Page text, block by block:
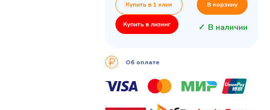
Купить в 1 клик В корзину
Купить в лизинг В наличии
Об оплате